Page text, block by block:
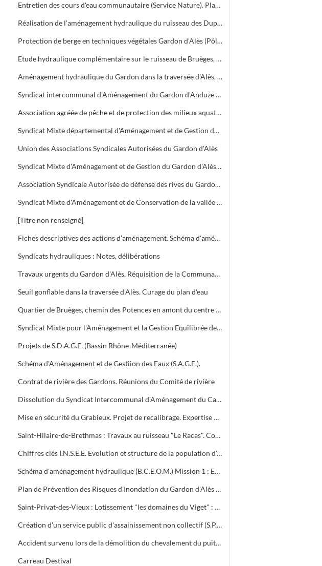
Entretien des cours d'eau communautaire (Service Nature). Planning d'intervention
Réalisation de l'aménagement hydraulique du ruisseau des Dupines et de ses affluents Basse Prairie Nord et Sud
Protection de berge en techniques végétales Gardon d'Alès (Pôle Infrastructures, service hydraulique)
Etude hydraulique complémentaire sur le ruisseau de Bruèges, commune de Saint-Privat-des-Vieux (S.I.E.E.)
Aménagement hydraulique du Gardon dans la traversée d'Alès, porté à la connaissance du Préfet pour la modification d'un aménagement autorisé au titre du Code de l'Environnement (Egis eau, BCEOM France)
Syndicat intercommunal d'Aménagement du Gardon d'Anduze (S.I.A.G.A.)
Association agréée de pêche et de protection des milieux aquatiques (A.A.P.P.M.A.)
Syndicat Mixte départemental d'Aménagement et de Gestion des cours d'eau et milieux aquatiques du Gard
Union des Associations Syndicales Autorisées du Gardon d'Alès
Syndicat Mixte d'Aménagement et de Gestion du Gardon d'Alès (S.M.A.G.G.A.)
Association Syndicale Autorisée de défense des rives du Gardon de Saint-Christol-lez-Alès et de Saint-Hilaire-de-Brethmas
Syndicat Mixte d'Aménagement et de Conservation de la vallée du Galeizon
[Titre non renseigné]
Fiches descriptives des actions d’aménagement. Schéma d'aménagement hydraulique du territoire de l'Agglo
Syndicats hydrauliques : Notes, délibérations
Travaux urgents du Gardon d'Alès. Réquisition de la Communauté d'Agglomération du Grand Alès du 25 septembre 2002.
Seuil gonflable dans la traversée d'Alès. Curage du plan d'eau
Quartier de Bruèges, chemin des Potences en amont du centre hospitalier : Création d'un bassin écrêteur de crues
Syndicat Mixte pour l'Aménagement et la Gestion Equilibrée des Gardons (S.M.A.G.E.)
Projets de S.D.A.G.E. (Bassin Rhône-Méditerranée)
Schéma d'Aménagement et de Gestiion des Eaux (S.A.G.E.).
Contrat de rivière des Gardons. Réunions du Comité de rivière
Dissolution du Syndicat Intercommunal d'Aménagement du Carriol et des affluents des Gardons d'Alès et d'ANDUZE
Mise en sécurité du Grabieux. Projet de recalibrage. Expertise B.C.E.O.M., enquête publique, travaux
Saint-Hilaire-de-Brethmas : Travaux au ruisseau "Le Racas". Conventions avec les propriétaires. Etudes B.C.E.O.M.
Chiffres clés I.N.S.E.E. Evolution et structure de la population d'Alès et autres communes d'Alès-Agglo (2 mises à jour)
Schéma d'aménagement hydraulique (B.C.E.O.M.) Mission 1 : Extension aux 8 nouvelles communes . Mission 2 : Dossier de synthèse
Plan de Prévention des Risques d'Inondation du Gardon d'Alès (P.P.R.I.)
Saint-Privat-des-Vieux : Lotissement "les domaines du Viget" : Autorisation de lotir, plans de bornage et de récolement
Création d'un service public d'assainissement non collectif (S.P.A.N.C.)
Accident survenu lors de la démolition du chevalement du puits Destival.
Carreau Destival